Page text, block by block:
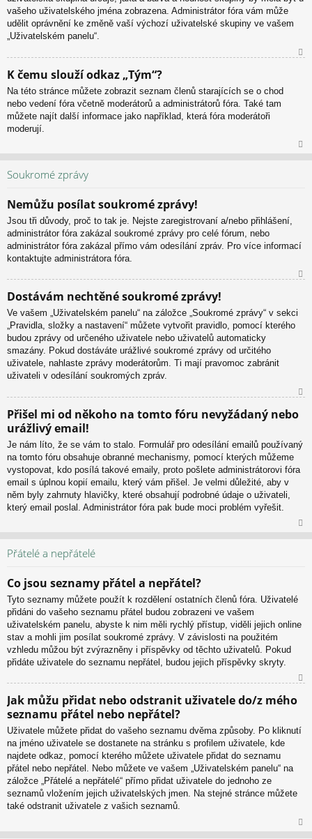
vašeho uživatelského jména zobrazena. Administrátor fóra vám může
udělit oprávnění ke změně vaší výchozí uživatelské skupiny ve vašem
„Uživatelském panelu“.
K čemu slouží odkaz „Tým“?
Na této stránce můžete zobrazit seznam členů starajících se o chod
nebo vedení fóra včetně moderátorů a administrátorů fóra. Také tam
můžete najít další informace jako například, která fóra moderátoři
moderují.
Soukromé zprávy
Nemůžu posílat soukromé zprávy!
Jsou tři důvody, proč to tak je. Nejste zaregistrovaní a/nebo přihlášení,
administrátor fóra zakázal soukromé zprávy pro celé fórum, nebo
administrátor fóra zakázal přímo vám odesílání zpráv. Pro více informací
kontaktujte administrátora fóra.
or
Dostávám nechtěné soukromé zprávy!
Ve vašem „Uživatelském panelu“ na záložce „Soukromé zprávy“ v sekci
„Pravidla, složky a nastavení“ můžete vytvořit pravidlo, pomocí kterého
budou zprávy od určeného uživatele nebo uživatelů automaticky
smazány. Pokud dostáváte urážlivé soukromé zprávy od určitého
uživatele, nahlaste zprávy moderátorům. Ti mají pravomoc zabránit
uživateli v odesílání soukromých zpráv.
ah
u
Přišel mi od někoho na tomto fóru nevyžádaný nebo
urážlivý email!
Je nám líto, že se vám to stalo. Formulář pro odesílání emailů používaný
na tomto fóru obsahuje obranné mechanismy, pomocí kterých můžeme
vystopovat, kdo posílá takové emaily, proto pošlete administrátorovi fóra
email s úplnou kopií emailu, který vám přišel. Je velmi důležité, aby v
něm byly zahrnuty hlavičky, které obsahují podrobné údaje o uživateli,
který email poslal. Administrátor fóra pak bude moci problém vyřešit.
Přátelé a nepřátelé
Co jsou seznamy přátel a nepřátel?
Tyto seznamy můžete použít k rozdělení ostatních členů fóra. Uživatelé
přidáni do vašeho seznamu přátel budou zobrazeni ve vašem
uživatelském panelu, abyste k nim měli rychlý přístup, viděli jejich online
stav a mohli jim posílat soukromé zprávy. V závislosti na použitém
vzhledu můžou být zvýrazněny i příspěvky od těchto uživatelů. Pokud
přidáte uživatele do seznamu nepřátel, budou jejich příspěvky skryty.
ah
u
Jak můžu přidat nebo odstranit uživatele do/z mého
seznamu přátel nebo nepřátel?
Uživatele můžete přidat do vašeho seznamu dvěma způsoby. Po kliknutí
na jméno uživatele se dostanete na stránku s profilem uživatele, kde
najdete odkaz, pomocí kterého můžete uživatele přidat do seznamu
přátel nebo nepřátel. Nebo můžete ve vašem „Uživatelském panelu“ na
záložce „Přátelé a nepřátelé“ přímo přidat uživatele do jednoho ze
seznamů vložením jejich uživatelských jmen. Na stejné stránce můžete
také odstranit uživatele z vašich seznamů.